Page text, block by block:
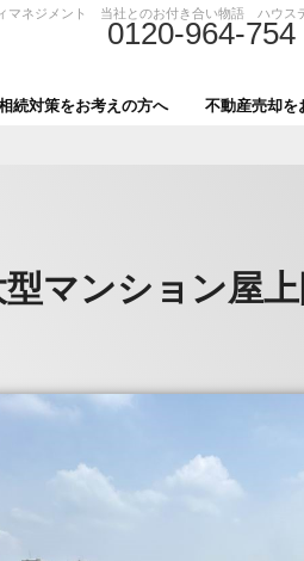
マネジメント 当社とのお付き合い物語 ハウス
0120-964-754
続対策をお考えの方へ 不動産売却を
型マンション屋